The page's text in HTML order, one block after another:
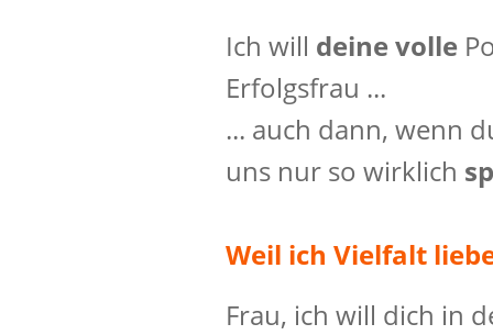
Ich will deine volle
Erfolgsfrau ...
... auch dann, wenn
uns nur so wirklich
Weil ich Vielfalt
Frau, ich will dich in